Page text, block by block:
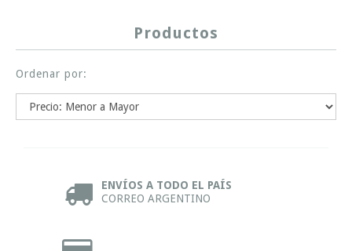
Productos
Ordenar por:
ENVÍOS A TODO EL PAÍS
CORREO ARGENTINO